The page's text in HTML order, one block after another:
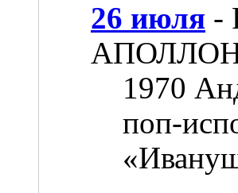
26 июля -
1970
поп-